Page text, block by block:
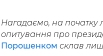
Нагадаємо, на початку
опитування про
Порошенком склав